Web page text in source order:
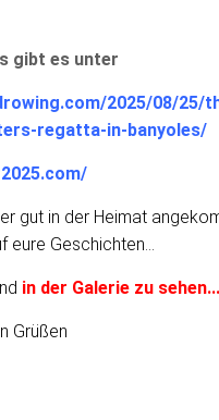
gibt es unter
2025/08/25/
regatta-in-banyoles/
gut in der Heimat
eure Geschichten...
in der Galerie zu sehen...
Grüßen